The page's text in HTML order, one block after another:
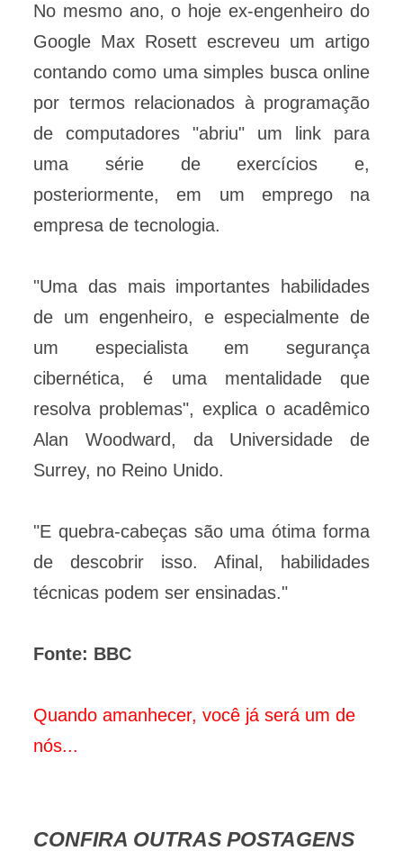
No mesmo ano, o hoje ex-engenheiro do
Google Max Rosett escreveu um artigo
contando como uma simples busca online
por termos relacionados à programação
de computadores "abriu" um link para
uma série de exercícios e,
posteriormente, em um emprego na
empresa de tecnologia.
"Uma das mais importantes habilidades
de um engenheiro, e especialmente de
um especialista em segurança
cibernética, é uma mentalidade que
resolva problemas", explica o acadêmico
Alan Woodward, da Universidade de
Surrey, no Reino Unido.
"E quebra-cabeças são uma ótima forma
de descobrir isso. Afinal, habilidades
técnicas podem ser ensinadas."
Fonte: BBC
Quando amanhecer, você já será um de
nós...
CONFIRA OUTRAS POSTAGENS